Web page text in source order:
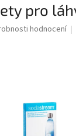
pro
hodnocení